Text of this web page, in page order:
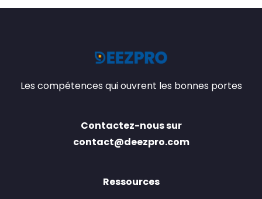
Les compétences qui ouvrent les bonnes portes
Contactez-nous sur
contact@deezpro.com
Ressources